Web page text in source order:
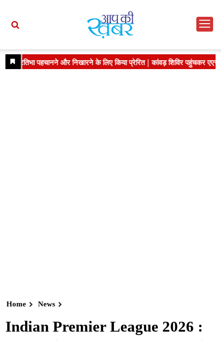
Home News
Indian Premier League 2026 :